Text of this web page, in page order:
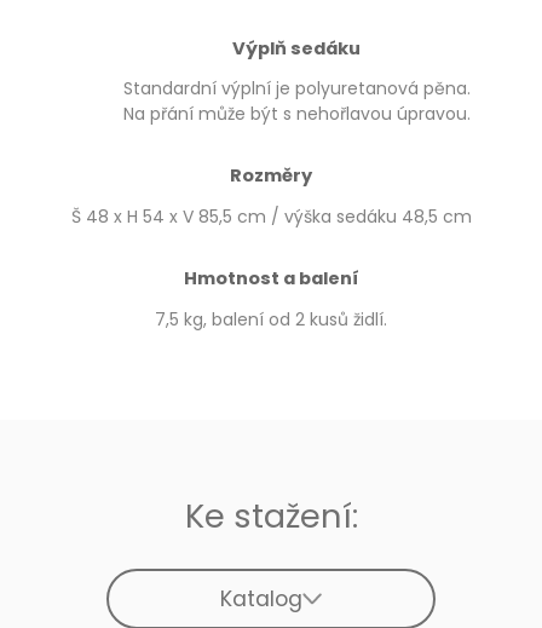
Výplň sedáku
Standardní výplní je polyuretanová pěna.
Na přání může být s nehořlavou úpravou.
Rozměry
Š 48 x H 54 x V 85,5 cm / výška sedáku 48,5 cm
Hmotnost a balení
7,5 kg, balení od 2 kusů židlí.
Ke stažení:
Katalog